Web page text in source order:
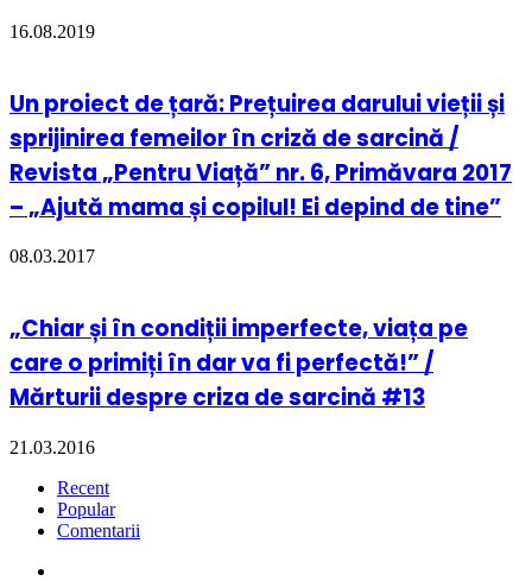
16.08.2019
Un proiect de țară: Prețuirea darului vieții și
sprijinirea femeilor în criză de sarcină /
Revista „Pentru Viață” nr. 6, Primăvara 2017
– „Ajută mama și copilul! Ei depind de tine”
08.03.2017
„Chiar și în condiții imperfecte, viața pe
care o primiți în dar va fi perfectă!” /
Mărturii despre criza de sarcină #13
21.03.2016
Recent
Popular
Comentarii